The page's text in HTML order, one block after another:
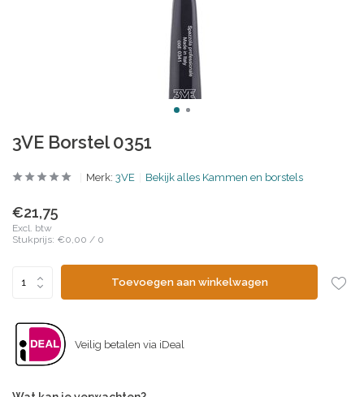
3VE Borstel 0351
Merk: 3VE Bekijk alles Kammen en borstels
€21,75
Excl. btw
Stukprijs: €0,00 / 0
Toevoegen aan winkelwagen
Veilig betalen via iDeal